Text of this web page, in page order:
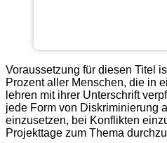
Voraussetzung für diesen Titel
Prozent aller Menschen, die in
lehren mit ihrer Unterschrift
jede Form von Diskriminierung
einzusetzen, bei Konflikten
Projekttage zum Thema